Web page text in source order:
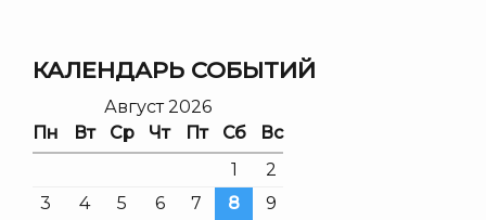
КАЛЕНДАРЬ СОБЫТИЙ
Август 2026
Пн
Вт Ср Чт Пт Сб
Вс
1
2
3
4 5 6 7 8 9